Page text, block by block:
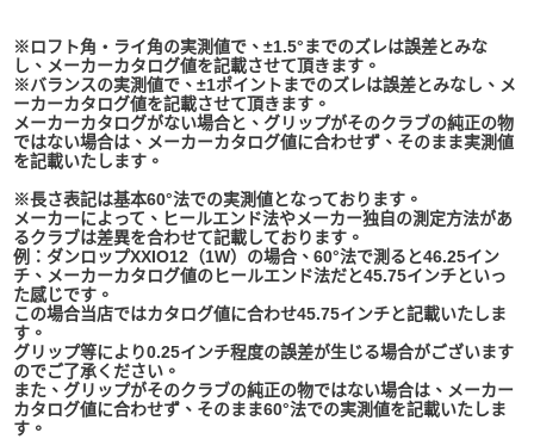
※ロフト角・ライ角の実測値で、±1.5°までのズレは誤差とみな
し、メーカーカタログ値を記載させて頂きます。
※バランスの実測値で、±1ポイントまでのズレは誤差とみなし、メ
ーカーカタログ値を記載させて頂きます。
メーカーカタログがない場合と、グリップがそのクラブの純正の物
ではない場合は、メーカーカタログ値に合わせず、 そのまま実測値
を記載いたします。
※長さ表記は基本60°法での実測値となっております。
メーカーによって、 ヒールエンド法やメーカー独自の測定方法があ
るクラブは差異を合わせて記載しております。
例：ダンロップXXIO12（1W）の場合、60°法で測ると46.25イン
チ、メーカーカタログ値のヒールエンド法だと45.75インチといっ
た感じです。
この場合当店ではカタログ値に合わせ45.75インチと記載いたしま
す。
グリップ等により0.25インチ程度の誤差が生じる場合がございます
のでご了承ください。
また、グリップがそのクラブの純正の物ではない場合は、メーカー
カタログ値に合わせず、 そのまま60°法での実測値を記載いたしま
す。